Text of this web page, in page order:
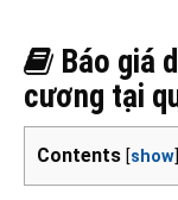
Báo giá
cương tại
Contents [show]